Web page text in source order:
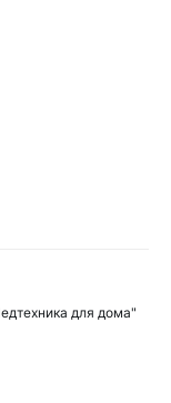
для дома"